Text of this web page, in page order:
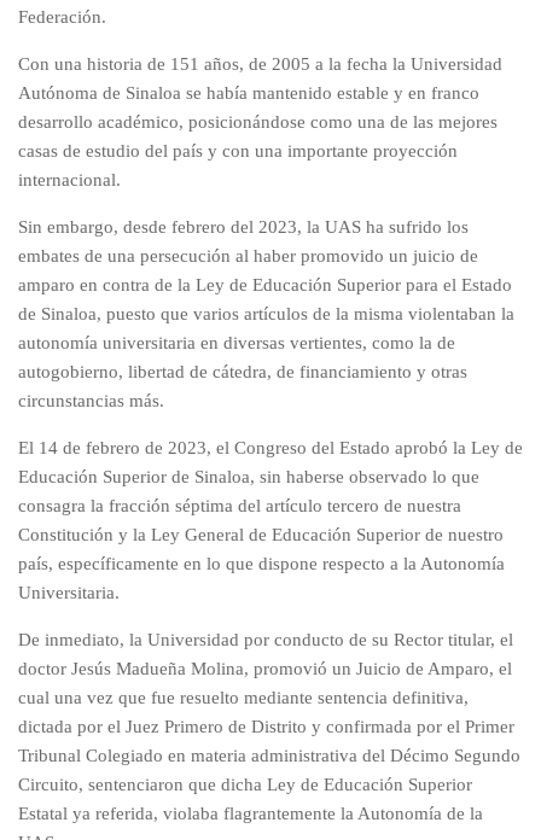
Federación.
Con una historia de 151 años, de 2005 a la fecha la Universidad
Autónoma de Sinaloa se había mantenido estable y en franco
desarrollo académico, posicionándose como una de las mejores
casas de estudio del país y con una importante proyección
internacional.
Sin embargo, desde febrero del 2023, la UAS ha sufrido los
embates de una persecución al haber promovido un juicio de
amparo en contra de la Ley de Educación Superior para el Estado
de Sinaloa, puesto que varios artículos de la misma violentaban la
autonomía universitaria en diversas vertientes, como la de
autogobierno, libertad de cátedra, de financiamiento y otras
circunstancias más.
El 14 de febrero de 2023, el Congreso del Estado aprobó la Ley de
Educación Superior de Sinaloa, sin haberse observado lo que
consagra la fracción séptima del artículo tercero de nuestra
Constitución y la Ley General de Educación Superior de nuestro
país, específicamente en lo que dispone respecto a la Autonomía
Universitaria.
De inmediato, la Universidad por conducto de su Rector titular, el
doctor Jesús Madueña Molina, promovió un Juicio de Amparo, el
cual una vez que fue resuelto mediante sentencia definitiva,
dictada por el Juez Primero de Distrito y confirmada por el Primer
Tribunal Colegiado en materia administrativa del Décimo Segundo
Circuito, sentenciaron que dicha Ley de Educación Superior
Estatal ya referida, violaba flagrantemente la Autonomía de la